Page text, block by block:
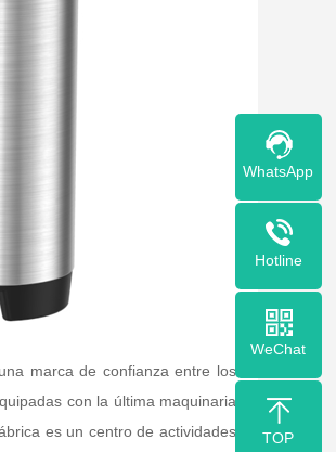
marca de confianza entre los
con la última maquinaria
es un centro de actividades
WhatsApp
Hotline
WeChat
TOP